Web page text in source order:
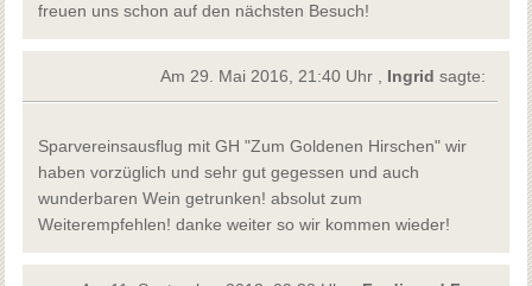
freuen uns schon auf den nächsten Besuch!
Am 29. Mai 2016, 21:40 Uhr , Ingrid sagte:
Sparvereinsausflug mit GH "Zum Goldenen Hirschen" wir
haben vorzüglich und sehr gut gegessen und auch
wunderbaren Wein getrunken! absolut zum
Weiterempfehlen! danke weiter so wir kommen wieder!